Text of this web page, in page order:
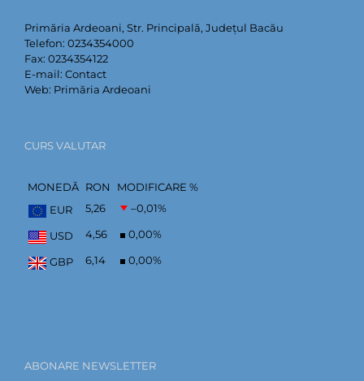
Primăria Ardeoani, Str. Principală, Județul Bacău
Telefon: 0234354000
Fax: 0234354122
E-mail: Contact
Web: Primăria Ardeoani
CURS VALUTAR
MONEDĂ RON
MODIFICARE %
EUR
5,26 –0,01%
USD 4,56 0,00%
GBP 6,14 0,00%
ABONARE NEWSLETTER